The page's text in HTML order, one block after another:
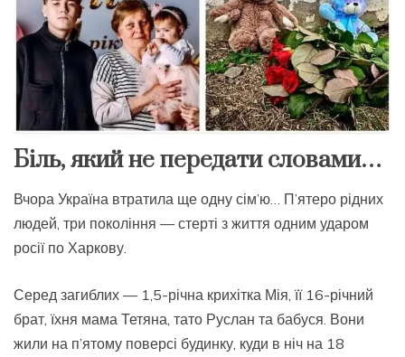
Біль, який не передати словами…
Вчора Україна втратила ще одну сім’ю… П’ятеро рідних
людей, три покоління — стерті з життя одним ударом
росії по Харкову.
Серед загиблих — 1,5-річна крихітка Мія, її 16-річний
брат, їхня мама Тетяна, тато Руслан та бабуся. Вони
жили на п’ятому поверсі будинку, куди в ніч на 18